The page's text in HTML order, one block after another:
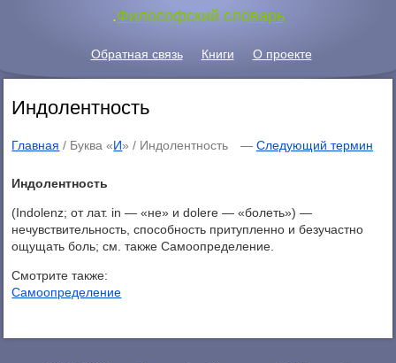
.Философский словарь
Обратная связь Книги О проекте
Индолентность
Главная / Буква «И» / Индолентность — Следующий термин
Индолентность
(Indolenz; от лат. in — «не» и dolere — «болеть») —
нечувствительность, способность притупленно и безучастно
ощущать боль; см. также Самоопределение.
Смотрите также:
Самоопределение